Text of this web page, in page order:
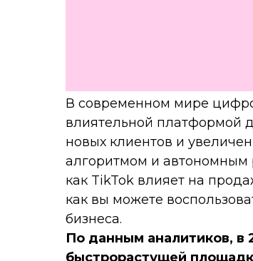
В современном мире
влиятельной платформой
новых клиентов и
алгоритмом и автономным
как TikTok влияет на
как вы можете
бизнеса.
По данным аналитиков, в
быстрорастущей